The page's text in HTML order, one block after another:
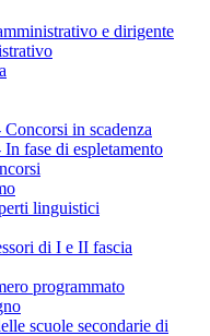
e dirigente
in scadenza
fase di espletamento
linguistici
di I e II fascia
programmato
scuole secondarie di